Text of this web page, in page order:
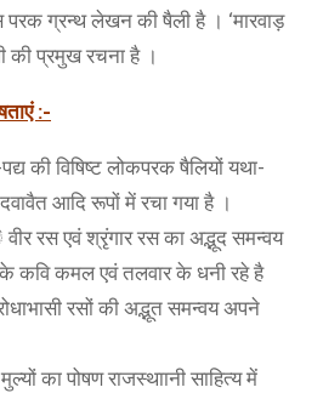
परक ग्रन्थ लेखन की षैली है । ‘मारवाड़
की प्रमुख रचना है ।
:-
की विषिष्ट लोकपरक षैलियों यथा-
आदि रूपों में रचा गया है ।
रस एवं श्रृंगार रस का अद्भूद समन्वय
कवि कमल एवं तलवार के धनी रहे है
रसों की अद्भूत समन्वय अपने
का पोषण राजस्थाानी साहित्य में